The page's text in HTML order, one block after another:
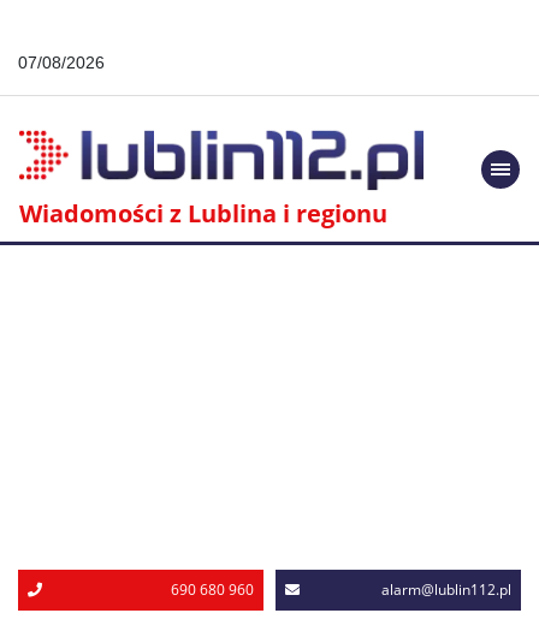
07/08/2026
Wiadomości z Lublina i regionu
690 680 960 alarm@lublin112.pl